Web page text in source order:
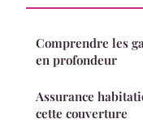
Comprendre les
en profondeur
Assurance
cette couverture